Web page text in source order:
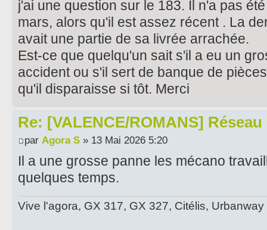
j'ai une question sur le 183. Il n'a pas
mars, alors qu'il est assez récent . La
avait une partie de sa livrée arrachée.
Est-ce que quelqu'un sait s'il a eu un
accident ou s'il sert de banque de
qu'il disparaisse si tôt. Merci
Re: [VALENCE/ROMANS] Réseau
par Agora S » 13 Mai 2026 5:20
Il a une grosse panne les mécano
quelques temps.
Vive l'agora, GX 317, GX 327, Citélis, Urbanway